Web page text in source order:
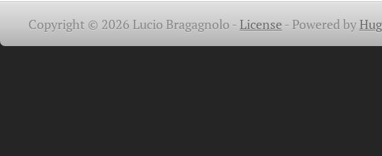
Copyright © 2026 Lucio Bragagnolo -License -Powered by